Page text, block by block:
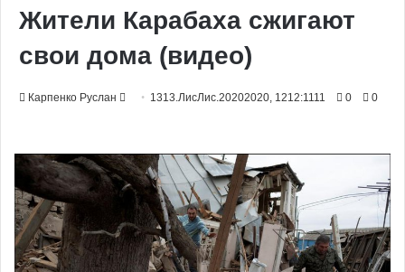
Жители Карабаха сжигают
свои дома (видео)
Карпенко Руслан
Send 1313.ЛисЛис.20202020, 1212:1111 0 0